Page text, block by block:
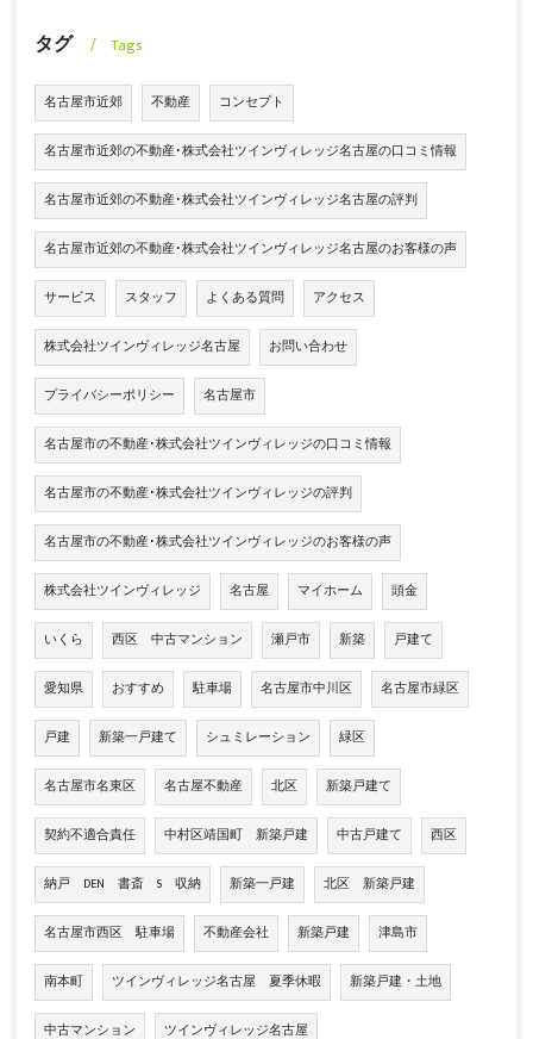
タグ Tags
名古屋市近郊 不動産 コンセプト
名古屋市近郊の不動産･株式会社ツインヴィレッジ名古屋の口コミ情報
名古屋市近郊の不動産･株式会社ツインヴィレッジ名古屋の評判
名古屋市近郊の不動産･株式会社ツインヴィレッジ名古屋のお客様の声
サービス スタッフ よくある質問 アクセス
株式会社ツインヴィレッジ名古屋 お問い合わせ
プライバシーポリシー 名古屋市
名古屋市の不動産･株式会社ツインヴィレッジの口コミ情報
名古屋市の不動産･株式会社ツインヴィレッジの評判
名古屋市の不動産･株式会社ツインヴィレッジのお客様の声
株式会社ツインヴィレッジ 名古屋 マイホーム 頭金
いくら 西区 中古マンション 瀬戸市 新築 戸建て
愛知県 おすすめ 駐車場 名古屋市中川区 名古屋市緑区
戸建 新築一戸建て シュミレーション 緑区
名古屋市名東区 名古屋不動産 北区 新築戸建て
契約不適合責任 中村区靖国町 新築戸建 中古戸建て 西区
納戸 DEN 書斎 S 収納 新築一戸建 北区 新築戸建
名古屋市西区 駐車場 不動産会社 新築戸建 津島市
南本町 ツインヴィレッジ名古屋 夏季休暇 新築戸建・土地
中古マンション ツインヴィレッジ名古屋